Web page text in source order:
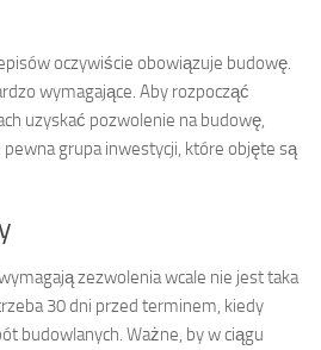
oczywiście obowiązuje budowę.
wymagające. Aby rozpocząć
uzyskać pozwolenie na budowę,
grupa inwestycji, które objęte są
zezwolenia wcale nie jest taka
30 dni przed terminem, kiedy
budowlanych. Ważne, by w ciągu